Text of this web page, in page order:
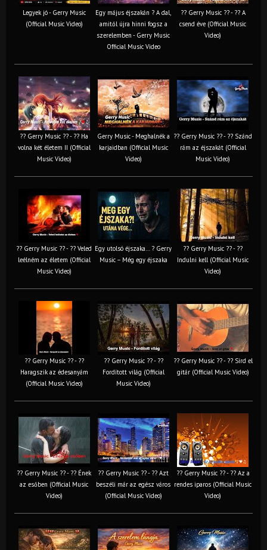
Legyek jó - Gerry Music
(Official Music Video)
Egy május éjszakán ? A dal,
amitől újra hinni fogsz a
szerelemben - Gerry Music
Official Music Video
?? Gerry Music ?? - ?? A
csend éve (Official Music
Video)
?? Gerry Music ?? - ?? Ha
volna két életem II (Official
Music Video)
Gerry Music - Meghalnék a
karjaidban (Official Music
Video)
?? Gerry Music ?? - ?? Szánd
rám az éjszakát (Official
Music Video)
?? Gerry Music ?? - ?? Veled
leélném az életem (Official
Music Video)
Egy utolsó éjszaka… ? Gerry
Music – Még egy éjszaka
?? Gerry Music ?? - ??
Indulni kell (Official Music
Video)
?? Gerry Music ?? - ??
Haragszik az édesanyám
(Official Music Video)
?? Gerry Music ?? - ??
Fordított világ (Official
Music Video)
?? Gerry Music ?? - ?? Sírd el
gitár (Official Music Video)
?? Gerry Music ?? - ?? Ének
az esőben (Official Music
Video)
?? Gerry Music ?? - ?? Azt
beszéli már az egész város
(Official Music Video)
?? Gerry Music ?? - ?? Az a
rendes iparos (Official Music
Video)